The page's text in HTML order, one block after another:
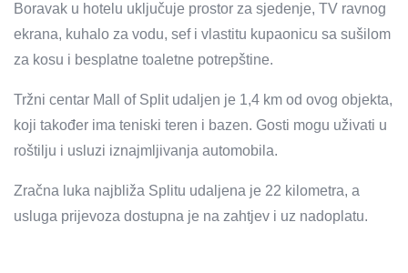
Boravak u hotelu uključuje prostor za sjedenje, TV ravnog
ekrana, kuhalo za vodu, sef i vlastitu kupaonicu sa sušilom
za kosu i besplatne toaletne potrepštine.
Tržni centar Mall of Split udaljen je 1,4 km od ovog objekta,
koji također ima teniski teren i bazen. Gosti mogu uživati ​​u
roštilju i usluzi iznajmljivanja automobila.
Zračna luka najbliža Splitu udaljena je 22 kilometra, a
usluga prijevoza dostupna je na zahtjev i uz nadoplatu.